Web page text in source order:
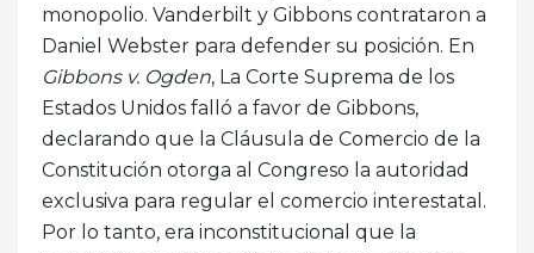
monopolio. Vanderbilt y Gibbons contrataron a
Daniel Webster para defender su posición. En
Gibbons v. Ogden, La Corte Suprema de los
Estados Unidos falló a favor de Gibbons,
declarando que la Cláusula de Comercio de la
Constitución otorga al Congreso la autoridad
exclusiva para regular el comercio interestatal.
Por lo tanto, era inconstitucional que la